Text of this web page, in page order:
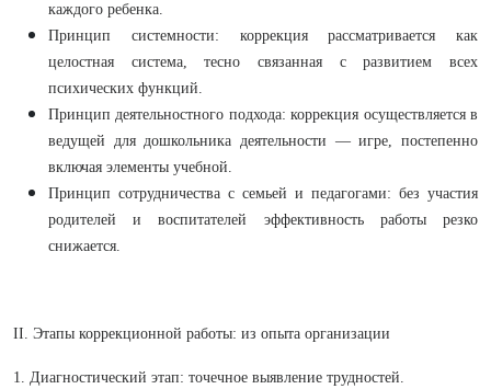
каждого ребенка.
Принцип системности: коррекция рассматривается как
целостная система, тесно связанная с развитием всех
психических функций.
Принцип деятельностного подхода: коррекция осуществляется в
ведущей для дошкольника деятельности — игре, постепенно
включая элементы учебной.
Принцип сотрудничества с семьей и педагогами: без участия
родителей и воспитателей эффективность работы резко
снижается.
II. Этапы коррекционной работы: из опыта организации
1. Диагностический этап: точечное выявление трудностей.